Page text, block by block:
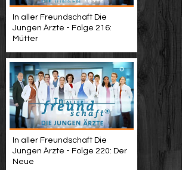
In aller Freundschaft Die
Jungen Ärzte - Folge 216:
Mütter
In aller Freundschaft Die
Jungen Ärzte - Folge 220: Der
Neue